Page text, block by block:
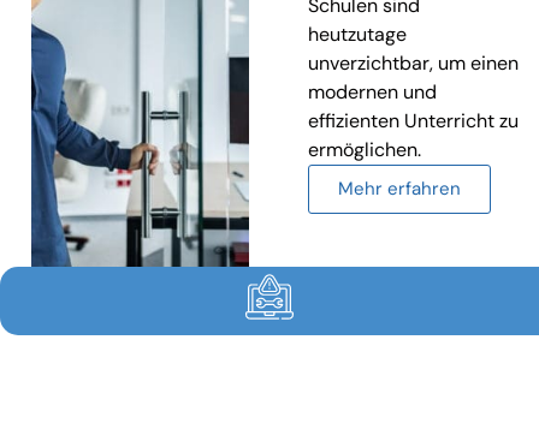
Schulen sind
heutzutage
unverzichtbar, um einen
modernen und
effizienten Unterricht zu
ermöglichen.
Mehr erfahren